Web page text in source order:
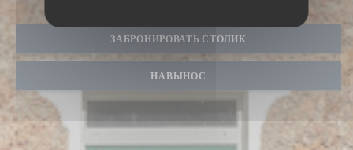
ЗАБРОНИРОВАТЬ СТОЛИК
НАВЫНОС